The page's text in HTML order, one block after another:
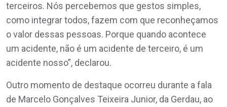
terceiros. Nós percebemos que gestos simples,
como integrar todos, fazem com que reconheçamos
o valor dessas pessoas. Porque quando acontece
um acidente, não é um acidente de terceiro, é um
acidente nosso”, declarou.
Outro momento de destaque ocorreu durante a fala
de Marcelo Gonçalves Teixeira Junior, da Gerdau, ao